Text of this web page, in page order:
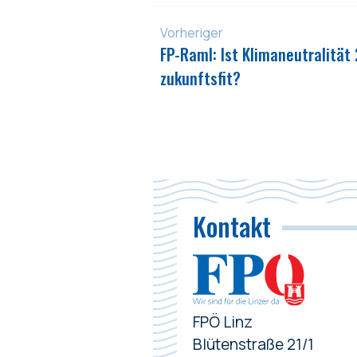
Vorheriger
FP-Raml: Ist
zukunftsfit?
Kontakt
FPÖ Linz
Blütenstraße 21/1